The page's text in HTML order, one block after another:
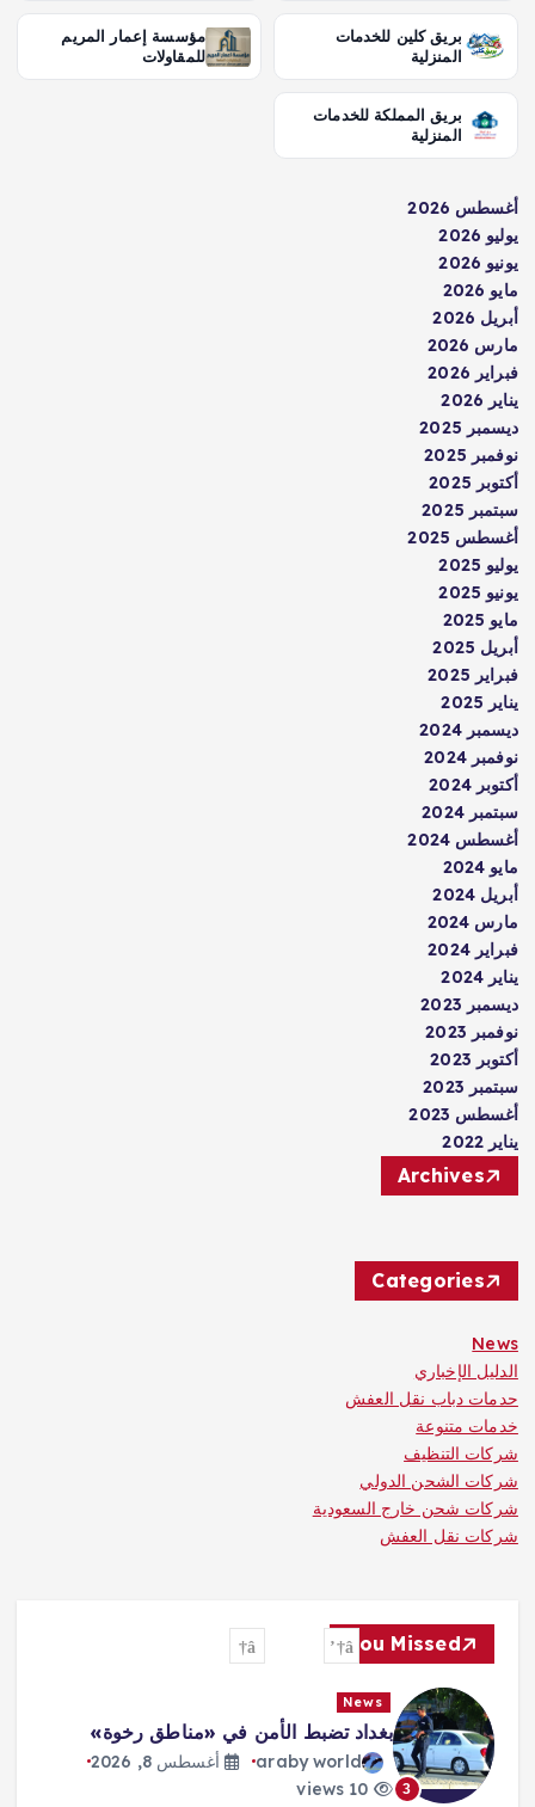
بريق كلين للخدمات
المنزلية
مؤسسة إعمار المريم
للمقاولات
بريق المملكة للخدمات
المنزلية
أغسطس 2026
يوليو 2026
يونيو 2026
مايو 2026
أبريل 2026
مارس 2026
فبراير 2026
يناير 2026
ديسمبر 2025
نوفمبر 2025
أكتوبر 2025
سبتمبر 2025
أغسطس 2025
يوليو 2025
يونيو 2025
مايو 2025
أبريل 2025
فبراير 2025
يناير 2025
ديسمبر 2024
نوفمبر 2024
أكتوبر 2024
سبتمبر 2024
أغسطس 2024
مايو 2024
أبريل 2024
مارس 2024
فبراير 2024
يناير 2024
ديسمبر 2023
نوفمبر 2023
أكتوبر 2023
سبتمبر 2023
أغسطس 2023
يناير 2022
Archives
Categories
News
الدليل الإخباري
حدمات دباب نقل العفش
خدمات متنوعة
شركات التنظيف
شركات الشحن الدولي
شركات شحن خارج السعودية
شركات نقل العفش
You Missed
News
ترمب: الحرب ستنتهي و«هرمز» سيفتح
قريباً
araby world